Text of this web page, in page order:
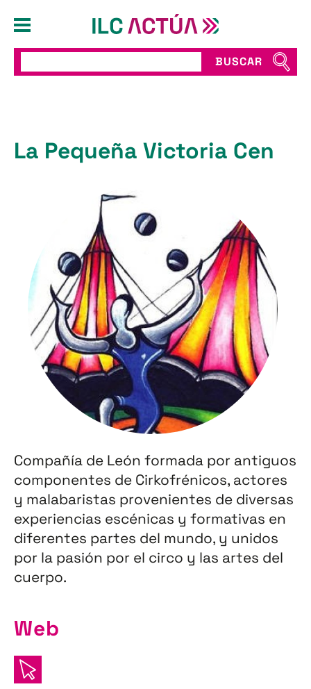
BUSCAR
La Pequeña Victoria Cen
Compañía de León formada por antiguos
componentes de Cirkofrénicos, actores
y malabaristas provenientes de diversas
experiencias escénicas y formativas en
diferentes partes del mundo, y unidos
por la pasión por el circo y las artes del
cuerpo.
Web